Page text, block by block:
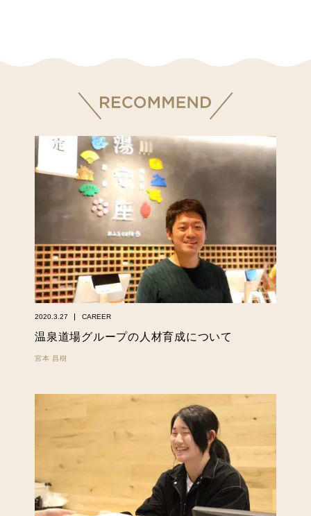
2020.3.27 CAREER
温泉道場グループの人材育成について
宮本 昌樹